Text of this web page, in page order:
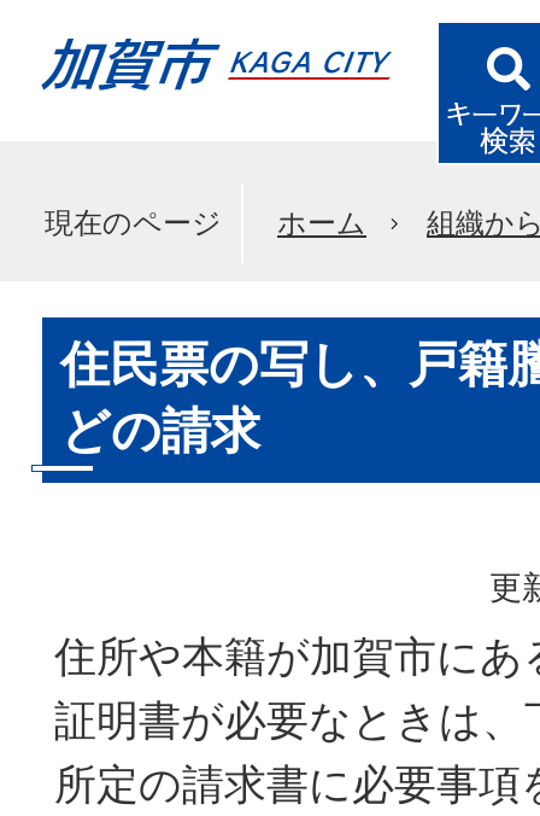
現在のページ ホーム 組織か
住民票の写し、戸籍
どの請求
更
住所や本籍が加賀市にあ
証明書が必要なときは、
所定の請求書に必要事項